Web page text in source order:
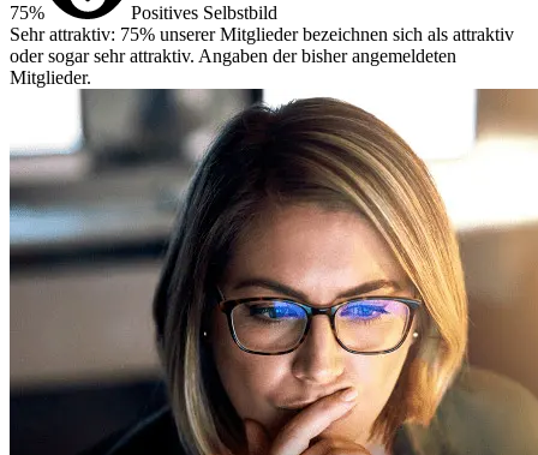
75%
Positives Selbstbild
Sehr attraktiv: 75% unserer Mitglieder bezeichnen sich als attraktiv
oder sogar sehr attraktiv. Angaben der bisher angemeldeten
Mitglieder.